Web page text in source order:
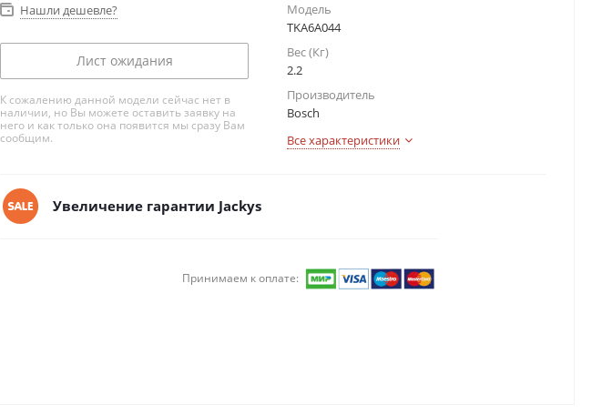
Нашли дешевле?
Лист ожидания
К сожалению данной модели сейчас нет в
наличии, но Вы можете оставить заявку на
него и как только она появится мы сразу Вам
сообщим.
Модель
TKA6A044
Вес (Кг)
2.2
Производитель
Bosch
Все характеристики
Увеличение гарантии Jackys
Принимаем к оплате: